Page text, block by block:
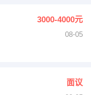
3000-4000元
08-05
面议